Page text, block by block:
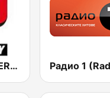
NRJ Radio ENERGY Радио 1